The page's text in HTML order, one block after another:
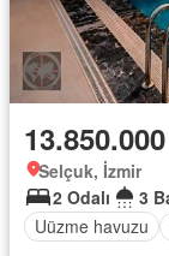
Selçuk, İzmir
2 Odalı
3
Uüzme havuzu